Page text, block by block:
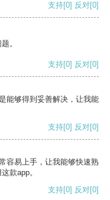
支持[0] 反对[0]
。
支持[0] 反对[0]
能够得到妥善解决，让我能
支持[0] 反对[0]
容易上手，让我能够快速熟
款app。
支持[0] 反对[0]